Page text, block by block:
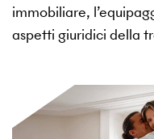
immobiliare,
aspetti giuridici della